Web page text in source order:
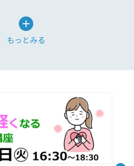
もっとみる